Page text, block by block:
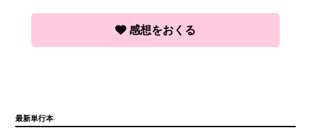
感想をおくる
最新単行本